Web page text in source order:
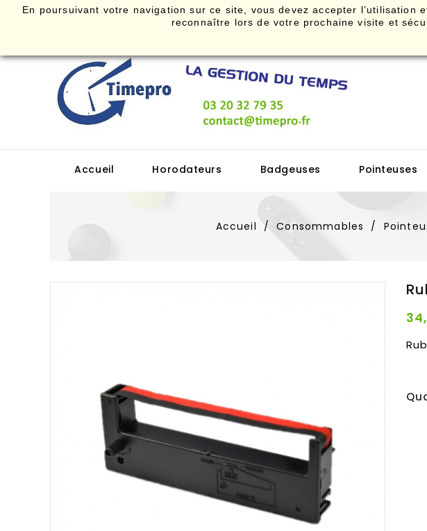
En poursuivant votre navigation sur ce site, vous devez accepter
reconnaître lors de votre prochaine visite
Bienvenue dans la boutique Timepro
Accueil Horodateurs Badgeuses Pointeuses
Accueil Consommables